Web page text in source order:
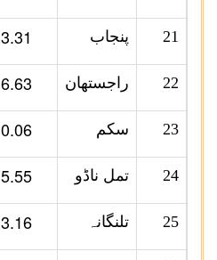
21 پنجاب 3.31
22 راجستھان 6.63
23 سکم 0.06
24 تمل ناڈو 5.55
25 تلنگانہ 3.16